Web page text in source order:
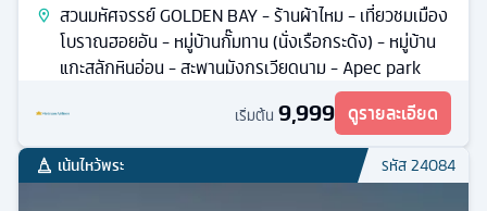
สวนมหัศจรรย์ GOLDEN BAY - ร้านผ้าไหม - เที่ยวชมเมือง
โบราณฮอยอัน - หมู่บ้านกั๊มทาน (นั่งเรือกระด้ง) - หมู่บ้าน
แกะสลักหินอ่อน - สะพานมังกรเวียดนาม - Apec park
เริ่มต้น 9,999 ดูรายละเอียด
เน้นไหว้พระ รหัส24084